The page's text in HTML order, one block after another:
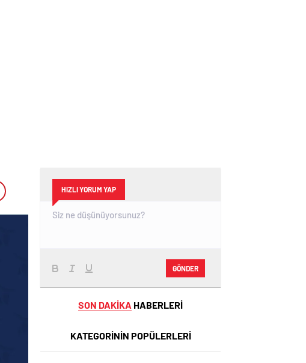
HIZLI YORUM YAP
GÖNDER
SON DAKİKA HABERLERİ
KATEGORİNİN POPÜLERLERİ